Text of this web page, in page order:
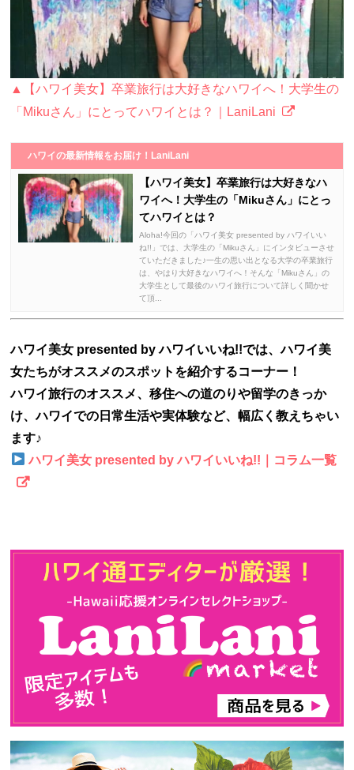
▲【ハワイ美女】卒業旅行は大好きなハワイへ！大学生の
「Mikuさん」にとってハワイとは？｜LaniLani
ハワイの最新情報をお届け！LaniLani
【ハワイ美女】卒業旅行は大好きなハ
ワイへ！大学生の「Mikuさん」にとっ
てハワイとは？
Aloha!今回の「ハワイ美女 presented by ハワイいい
ね!!」では、大学生の「Mikuさん」にインタビューさせ
ていただきました♪一生の思い出となる大学の卒業旅行
は、やはり大好きなハワイへ！そんな「Mikuさん」の
大学生として最後のハワイ旅行について詳しく聞かせ
て頂...
ハワイ美女 presented by ハワイいいね!!では、ハワイ美
女たちがオススメのスポットを紹介するコーナー！
ハワイ旅行のオススメ、移住への道のりや留学のきっか
け、ハワイでの日常生活や実体験など、幅広く教えちゃい
ます♪
ハワイ美女 presented by ハワイいいね!!｜コラム一覧